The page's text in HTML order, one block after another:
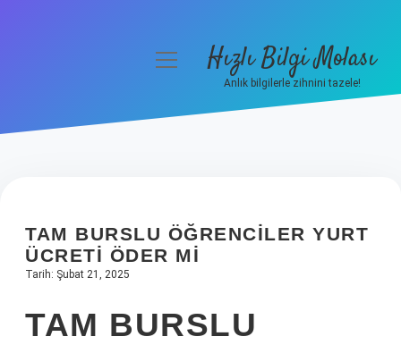
Hakkımızda
menüyüHızlı Bilgi Molası
Anlık bilgilerle zihnini tazele!
TAM BURSLU ÖĞRENCILER YURT
ÜCRETI ÖDER MI
Tarih: Şubat 21, 2025
TAM BURSLU